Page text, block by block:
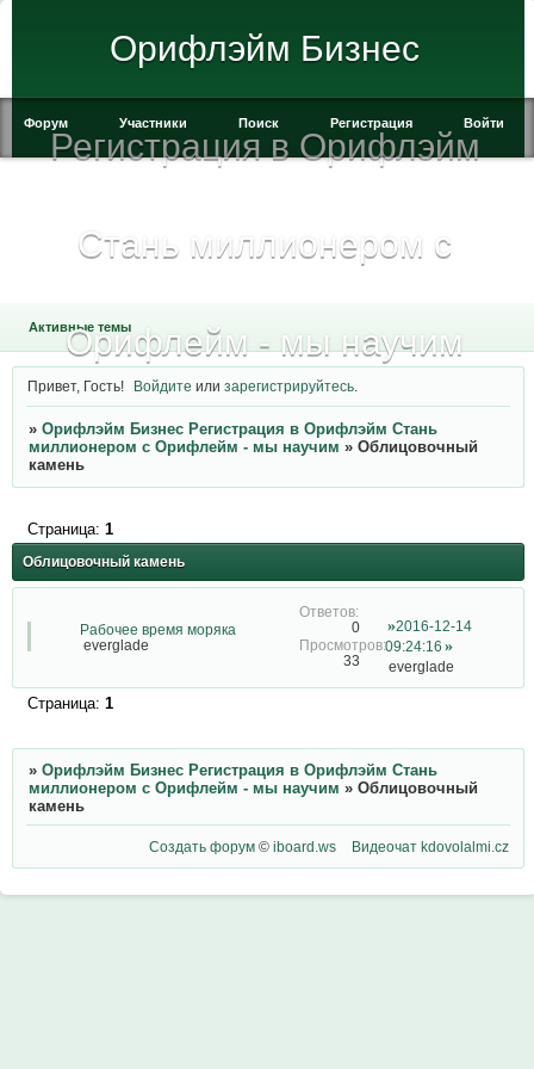
Орифлэйм Бизнес
Регистрация в Орифлэйм
Стань миллионером с
Орифлейм - мы научим
Форум Участники Поиск Регистрация Войти
Активные темы
Привет, Гость! Войдите илизарегистрируйтесь
» Орифлэйм Бизнес Регистрация в Орифлэйм Стань
миллионером с Орифлейм - мы научим » Облицовочный
камень
Облицовочный камень
Страница: 1
Рабочее время моряка
everglade
0
33
2016-12-14
09:24:16
everglade
Страница: 1
» Орифлэйм Бизнес Регистрация в Орифлэйм Стань
миллионером с Орифлейм - мы научим » Облицовочный
камень
Создать форум ©iboard.ws Видеочат kdovolalmi.cz